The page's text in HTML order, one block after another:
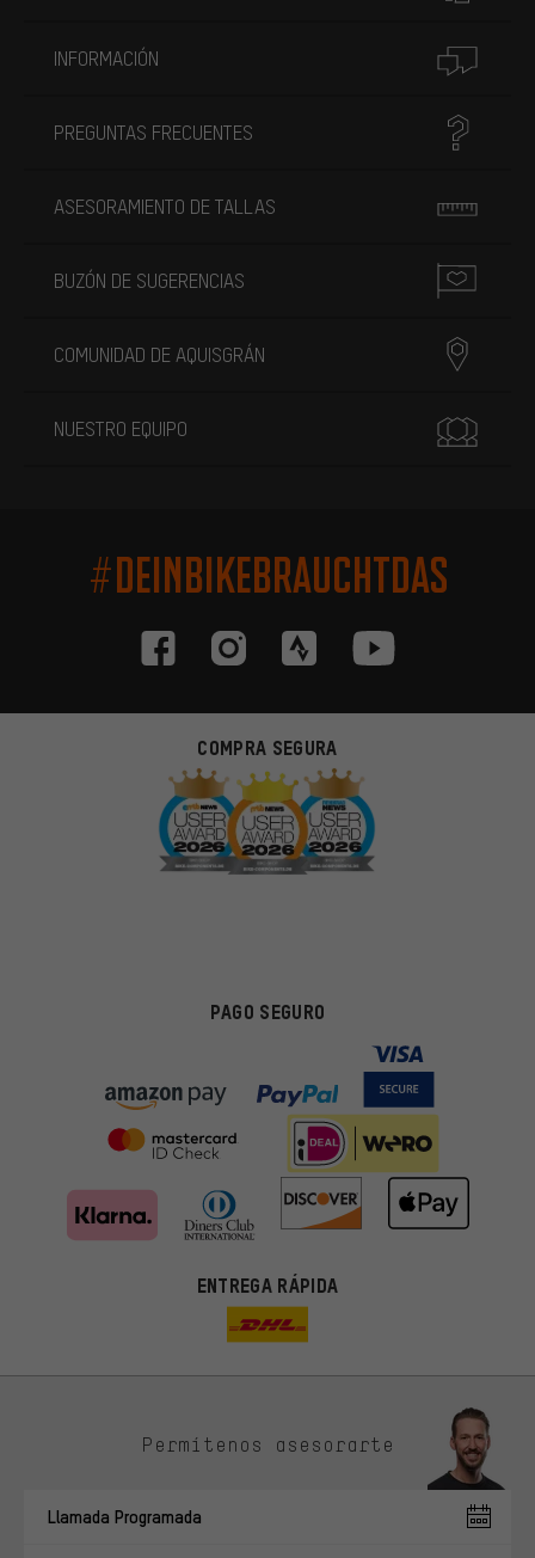
INFORMACIÓN
PREGUNTAS FRECUENTES
ASESORAMIENTO DE TALLAS
BUZÓN DE SUGERENCIAS
COMUNIDAD DE AQUISGRÁN
NUESTRO EQUIPO
#DEINBIKEBRAUCHTDAS
COMPRA SEGURA
PAGO SEGURO
ENTREGA RÁPIDA
Permítenos asesorarte
Llamada Programada
ti. Las cookies de marketing nos ayudan a identificar tus